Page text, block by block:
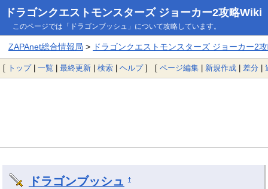
ドラゴンクエストモンスターズ ジョーカー2攻略Wiki
このページでは「ドラゴンブッシュ」について攻略しています。
ZAPAnet総合情報局 > ドラゴンクエストモンスターズ ジョーカー2
[ トップ| 一覧 | 最終更新 | 検索 | ヘルプ] [ ページ編集 | 新規作成 | 差分 |
ドラゴンブッシュ †